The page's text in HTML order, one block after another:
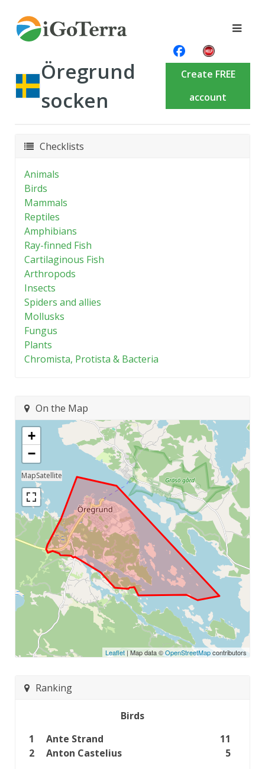
Öregrund
socken
Create FREE
account
Checklists
Animals
Birds
Mammals
Reptiles
Amphibians
Ray-finned Fish
Cartilaginous Fish
Arthropods
Insects
Spiders and allies
Mollusks
Fungus
Plants
Chromista, Protista & Bacteria
On the Map
+
−
Leaflet | Map data ©OpenStreetMapcontributors
Ranking
Birds
1
Ante Strand
11
2
Anton Castelius
5